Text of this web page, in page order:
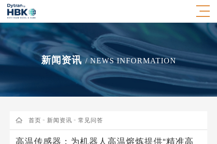
新闻资讯 / NEWS INFORMATION
首页 > 新闻资讯 > 常见问答
高温传感器：为机器人高温熔炼提供“精准高